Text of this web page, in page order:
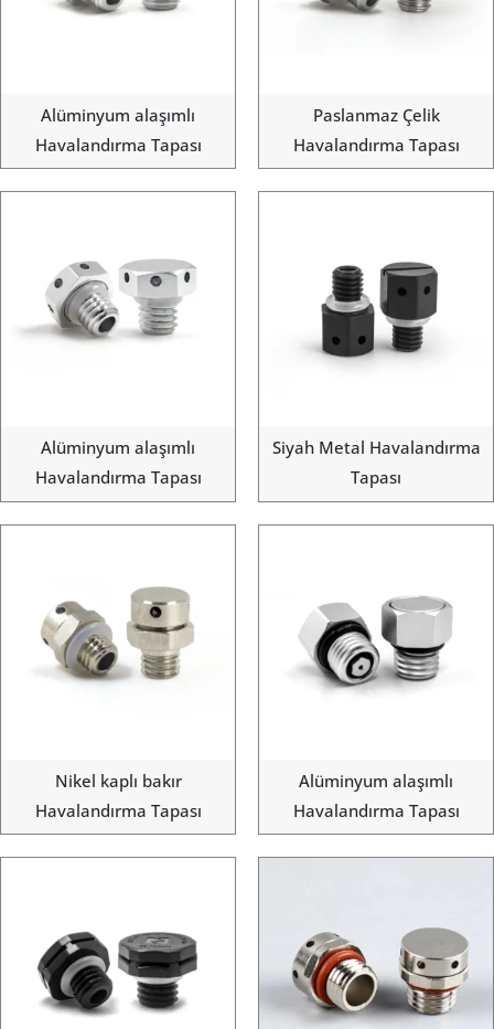
Alüminyum alaşımlı
Havalandırma Tapası
Paslanmaz Çelik
Havalandırma Tapası
Alüminyum alaşımlı
Havalandırma Tapası
Siyah Metal Havalandırma
Tapası
Nikel kaplı bakır
Havalandırma Tapası
Alüminyum alaşımlı
Havalandırma Tapası